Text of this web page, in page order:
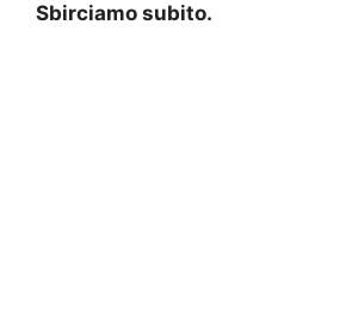
Sbirciamo subito.